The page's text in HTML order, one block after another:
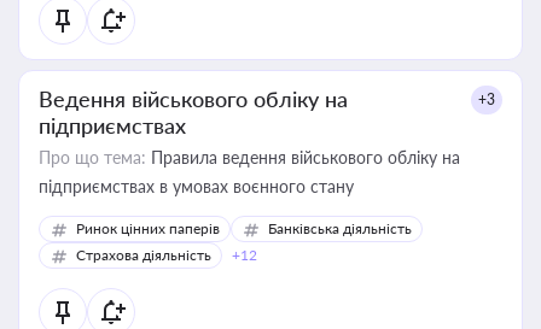
Ведення військового обліку на
підприємствах
+3
Про що тема: Правила ведення військового обліку на
підприємствах в умовах воєнного стану
Ринок цінних паперів
Банківська діяльність
Страхова діяльність
+12